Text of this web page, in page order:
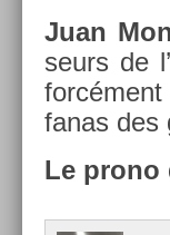
Juan
seurs de
fanas des
Le prono